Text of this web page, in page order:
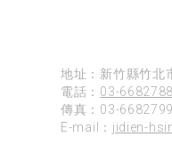
地址：新竹縣竹北
電話： 03-6682788
傳真：03-6682799
E-mail： jidien-